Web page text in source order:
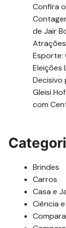
Confira
de Jair
Esporte:
Eleições
Decisivo
Gleisi
com
Brindes
Carros
Casa e
Ciência